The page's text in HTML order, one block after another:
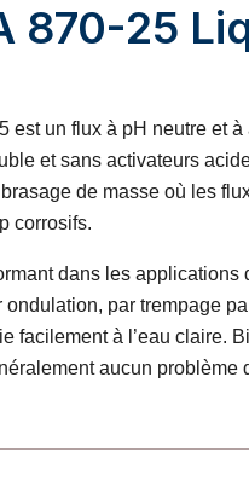
870-25
est un flux à pH neutre et
et sans activateurs
de masse où les
corrosifs.
dans les
par trempage
facilement à l’eau claire.
aucun problème